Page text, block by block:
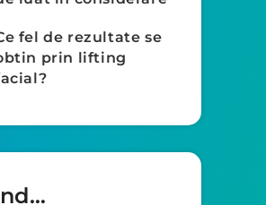
fel de rezultate se
prin lifting